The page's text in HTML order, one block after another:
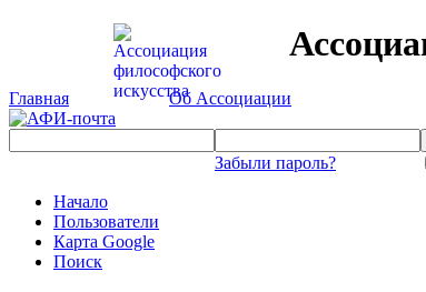
Главная Об Ассоциации
Забыли пароль?
Начало
Пользователи
Карта Google
Поиск